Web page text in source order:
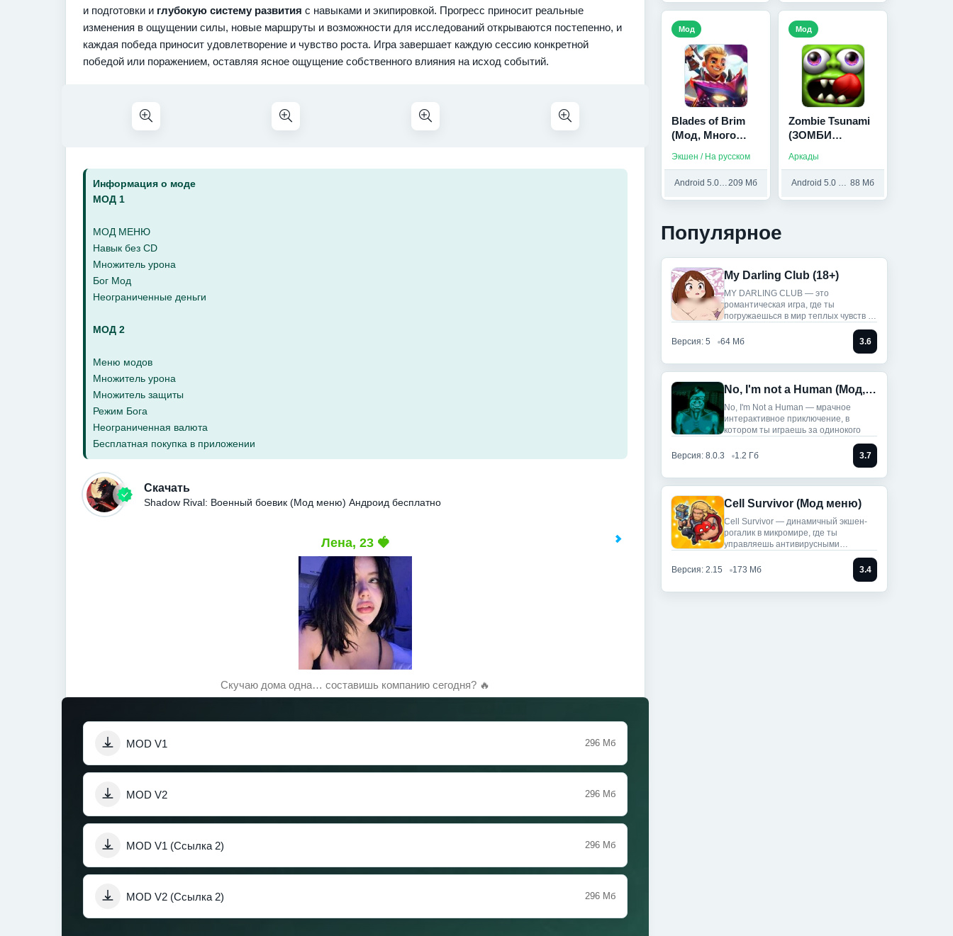
и подготовки и глубокую систему развития с навыками и экипировкой. Прогресс приносит реальные
изменения в ощущении силы, новые маршруты и возможности для исследований открываются постепенно, и
каждая победа приносит удовлетворение и чувство роста. Игра завершает каждую сессию конкретной
победой или поражением, оставляя ясное ощущение собственного влияния на исход событий.
Информация о моде
МОД 1
МОД МЕНЮ
Навык без CD
Множитель урона
Бог Мод
Неограниченные деньги
МОД 2
Меню модов
Множитель урона
Множитель защиты
Режим Бога
Неограниченная валюта
Бесплатная покупка в приложении
Скачать
Shadow Rival: Военный боевик (Мод меню) Андроид бесплатно
Лена, 23 🍓
Скучаю дома одна… составишь компанию сегодня? 🔥
MOD V1 296 Мб
MOD V2 296 Мб
MOD V1 (Ссылка 2) 296 Мб
MOD V2 (Ссылка 2) 296 Мб
Blades of Brim
(Мод, Много
Экшен / На русском
Android 5.0 и выше209 Мб
Мод
Zombie Tsunami
(ЗОМБИ
много золота)
Аркады
Android 5.0 и выше 88 Мб
Мод
Популярное
My Darling Club (18+)
MY DARLING CLUB — это
романтическая игра, где ты
погружаешься в мир теплых чувств и
Версия: 5
64 Мб 3.6
No, I'm not a Human (Мод, Unlocked)
No, I'm Not a Human — мрачное
интерактивное приключение, в
котором ты играешь за одинокого
Версия: 8.0.3 1.2 Гб 3.7
Cell Survivor (Мод меню)
Cell Survivor — динамичный экшен-
рогалик в микромире, где ты
управляешь антивирусными
Версия: 2.15
173 Мб 3.4